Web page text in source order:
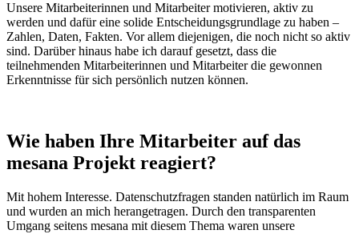
Unsere Mitarbeiterinnen und Mitarbeiter motivieren, aktiv zu
werden und dafür eine solide Entscheidungsgrundlage zu haben –
Zahlen, Daten, Fakten. Vor allem diejenigen, die noch nicht so aktiv
sind. Darüber hinaus habe ich darauf gesetzt, dass die
teilnehmenden Mitarbeiterinnen und Mitarbeiter die gewonnen
Erkenntnisse für sich persönlich nutzen können.
Wie haben Ihre Mitarbeiter auf das
mesana Projekt reagiert?
Mit hohem Interesse. Datenschutzfragen standen natürlich im Raum
und wurden an mich herangetragen. Durch den transparenten
Umgang seitens mesana mit diesem Thema waren unsere